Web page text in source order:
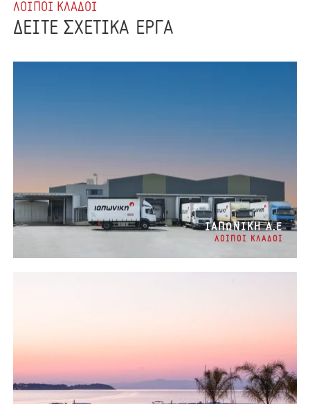
ΛΟΙΠΟΙ ΚΛΑΔΟΙ
ΔΕΙΤΕ ΣΧΕΤΙΚΑ ΕΡΓΑ
ΙΑΠΩΝΙΚΗ Α.Ε
ΛΟΙΠΟΙ ΚΛΑΔΟΙ